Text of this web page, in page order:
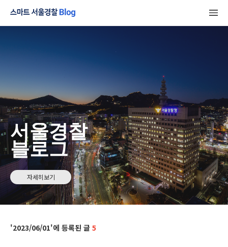
서울경찰
블로그
자세히보기
2023/06/01 5